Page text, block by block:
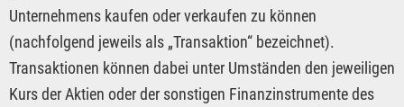
Unternehmens kaufen oder verkaufen zu können
(nachfolgend jeweils als „Transaktion“ bezeichnet).
Transaktionen können dabei unter Umständen den jeweiligen
Kurs der Aktien oder der sonstigen Finanzinstrumente des